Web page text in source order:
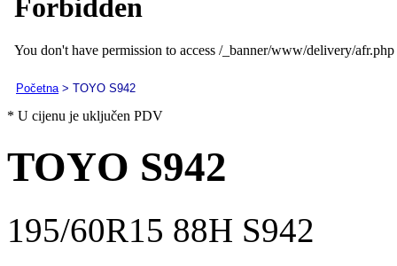
Početna> TOYO S942
* U cijenu je uključen PDV
TOYO S942
195/60R15 88H S942